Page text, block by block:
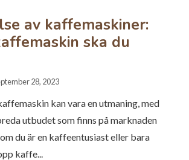
av kaffemaskiner:
ska du
28, 2023
kan vara en utmaning, med
utbudet som finns på marknaden
du är en kaffeentusiast eller bara
kaffe...